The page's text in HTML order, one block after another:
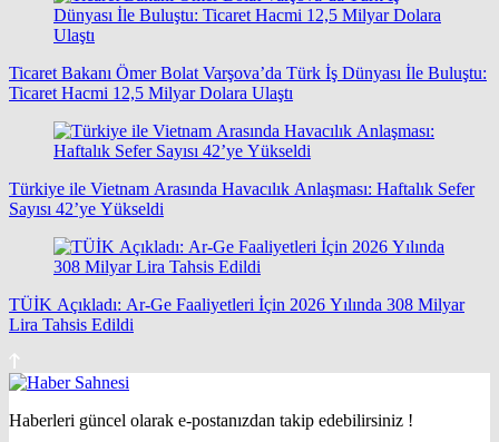
Ticaret Bakanı Ömer Bolat Varşova’da Türk İş Dünyası İle Buluştu:
Ticaret Hacmi 12,5 Milyar Dolara Ulaştı
Türkiye ile Vietnam Arasında Havacılık Anlaşması: Haftalık Sefer
Sayısı 42’ye Yükseldi
TÜİK Açıkladı: Ar-Ge Faaliyetleri İçin 2026 Yılında 308 Milyar
Lira Tahsis Edildi
Haberleri güncel olarak e-postanızdan takip edebilirsiniz !